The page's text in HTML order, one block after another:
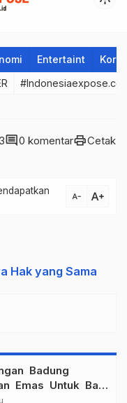
Entertaint
comment0 komentarprintCetak
text_decrease text_increase
Hak yang Sama
Badung
Emas Untuk Bali
Tengah Di